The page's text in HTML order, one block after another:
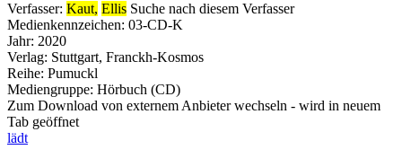
Verfasser: Kaut, Ellis Suche nach diesem Verfasser
Medienkennzeichen: 03-CD-K
Jahr: 2020
Verlag: Stuttgart, Franckh-Kosmos
Reihe: Pumuckl
Mediengruppe: Hörbuch (CD)
Zum Download von externem Anbieter wechseln - wird in neuem
Tab geöffnet
lädt